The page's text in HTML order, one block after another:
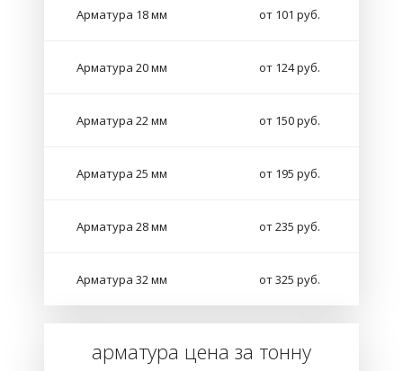
Арматура 18 мм от 101 руб.
Арматура 20 мм от 124 руб.
Арматура 22 мм от 150 руб.
Арматура 25 мм от 195 руб.
Арматура 28 мм от 235 руб.
Арматура 32 мм от 325 руб.
арматура цена за тонну